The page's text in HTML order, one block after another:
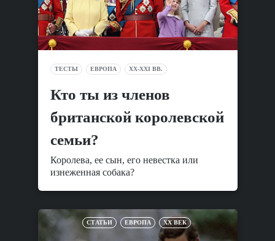
ТЕСТЫ ЕВРОПА XX-XXI ВВ.
Кто ты из членов
британской королевской
семьи?
Королева, ее сын, его невестка или
изнеженная собака?
СТАТЬИ ЕВРОПА XX ВЕК